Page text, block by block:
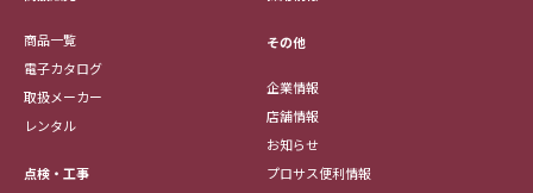
商品一覧
電子カタログ
取扱メーカー
レンタル
点検・工事
その他
企業情報
店舗情報
お知らせ
プロサス便利情報